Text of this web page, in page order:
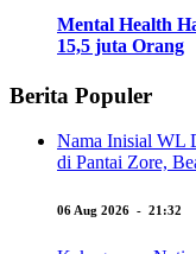
Mental Health
15,5 juta Orang
Berita Populer
Nama Inisial WL
di Pantai Zore,
06 Aug 2026 - 21:32